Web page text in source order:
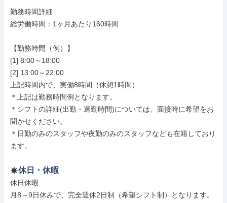
勤務時間詳細
総労働時間：1ヶ月あたり160時間
【勤務時間（例）】
[1] 8:00～18:00
[2] 13:00～22:00
上記時間内で、実働8時間（休憩1時間）
＊上記は勤務時間例となります。
＊シフトの詳細(出勤・退勤時間)については、面接時に希望をお
聞かせください。
＊日勤のみのスタッフや夜勤のみのスタッフなども在籍しており
ます。
休日・休暇
休日休暇
月8～9日休みで、完全週休2日制（希望シフト制）となります。